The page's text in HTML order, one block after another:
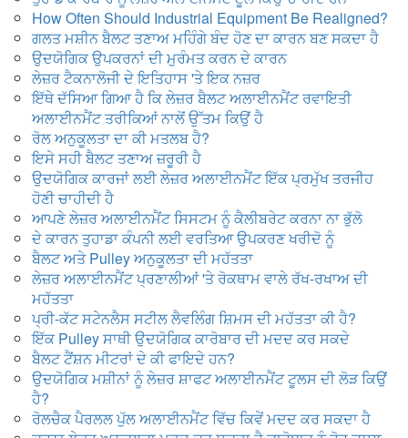
How Often Should Industrial Equipment Be Realigned?
ਗਲਤ ਮਸ਼ੀਨ ਬੈਲਟ ਤਣਾਅ ਮਹਿੰਗੇ ਬੰਦ ਹੋਣ ਦਾ ਕਾਰਨ ਬਣ ਸਕਦਾ ਹੈ
ਉਦਯੋਗਿਕ ਉਪਕਰਨਾਂ ਦੀ ਮੁਰੰਮਤ ਕਰਨ ਦੇ ਕਾਰਨ
ਲੇਜ਼ਰ ਟੈਕਨਾਲੋਜੀ ਦੇ ਇਤਿਹਾਸ 'ਤੇ ਇਕ ਨਜ਼ਰ
ਇੱਥੇ ਦੱਸਿਆ ਗਿਆ ਹੈ ਕਿ ਲੇਜ਼ਰ ਬੈਲਟ ਅਲਾਈਨਮੈਂਟ ਰਵਾਇਤੀ
ਅਲਾਈਨਮੈਂਟ ਤਰੀਕਿਆਂ ਨਾਲੋਂ ਉੱਤਮ ਕਿਉਂ ਹੈ
ਰੋਲ ਅਨੁਕੂਲਤਾ ਦਾ ਕੀ ਮਤਲਬ ਹੈ?
ਇਸੇ ਸਹੀ ਬੈਲਟ ਤਣਾਅ ਜ਼ਰੂਰੀ ਹੈ
ਉਦਯੋਗਿਕ ਕਾਰਜਾਂ ਲਈ ਲੇਜ਼ਰ ਅਲਾਈਨਮੈਂਟ ਇੱਕ ਪ੍ਰਮੁੱਖ ਤਰਜੀਹ
ਹੋਣੀ ਚਾਹੀਦੀ ਹੈ
ਆਪਣੇ ਲੇਜ਼ਰ ਅਲਾਈਨਮੈਂਟ ਸਿਸਟਮ ਨੂੰ ਕੈਲੀਬਰੇਟ ਕਰਨਾ ਨਾ ਭੁੱਲੋ
ਦੇ ਕਾਰਨ ਤੁਹਾਡਾ ਕੰਪਨੀ ਲਈ ਵਰਤਿਆ ਉਪਕਰਣ ਖਰੀਦੋ ਨੂੰ
ਬੈਲਟ ਅਤੇ Pulley ਅਨੁਕੂਲਤਾ ਦੀ ਮਹੱਤਤਾ
ਲੇਜ਼ਰ ਅਲਾਈਨਮੈਂਟ ਪ੍ਰਣਾਲੀਆਂ 'ਤੇ ਰੋਕਥਾਮ ਵਾਲੇ ਰੱਖ-ਰਖਾਅ ਦੀ
ਮਹੱਤਤਾ
ਪ੍ਰੀ-ਕੱਟ ਸਟੇਨਲੈਸ ਸਟੀਲ ਲੈਵਲਿੰਗ ਸ਼ਿਮਸ ਦੀ ਮਹੱਤਤਾ ਕੀ ਹੈ?
ਇੱਕ Pulley ਸਾਥੀ ਉਦਯੋਗਿਕ ਕਾਰੋਬਾਰ ਦੀ ਮਦਦ ਕਰ ਸਕਦੇ
ਬੈਲਟ ਟੈਂਸ਼ਨ ਮੀਟਰਾਂ ਦੇ ਕੀ ਫਾਇਦੇ ਹਨ?
ਉਦਯੋਗਿਕ ਮਸ਼ੀਨਾਂ ਨੂੰ ਲੇਜ਼ਰ ਸ਼ਾਫਟ ਅਲਾਈਨਮੈਂਟ ਟੂਲਸ ਦੀ ਲੋੜ ਕਿਉਂ
ਹੈ?
ਰੋਲਚੈਕ ਪੈਰਲਲ ਪੁੱਲ ਅਲਾਈਨਮੈਂਟ ਵਿੱਚ ਕਿਵੇਂ ਮਦਦ ਕਰ ਸਕਦਾ ਹੈ